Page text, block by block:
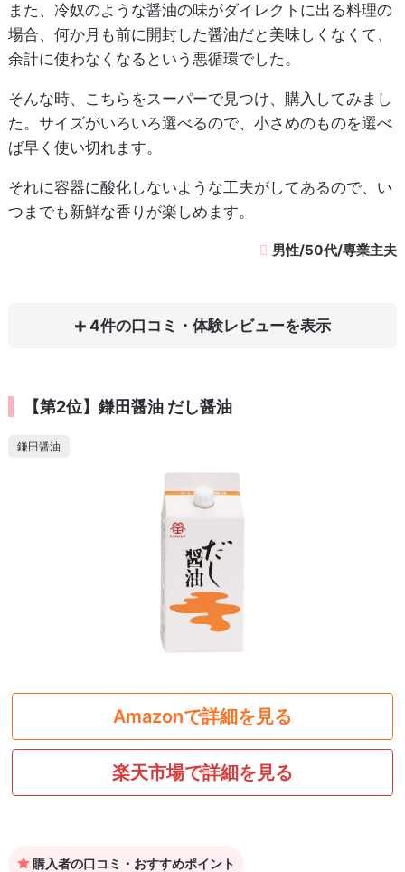
また、冷奴のような醤油の味がダイレクトに出る料理の
場合、何か月も前に開封した醤油だと美味しくなくて、
余計に使わなくなるという悪循環でした。
そんな時、こちらをスーパーで見つけ、購入してみまし
た。サイズがいろいろ選べるので、小さめのものを選べ
ば早く使い切れます。
それに容器に酸化しないような工夫がしてあるので、い
つまでも新鮮な香りが楽しめます。
男性/50代/専業主夫
4件の口コミ・体験レビュー
【第2位】鎌田醤油 だし醤油
鎌田醤油
Amazonで詳細を見る
楽天市場で詳細を見る
購入者の口コミ・おすすめポイント